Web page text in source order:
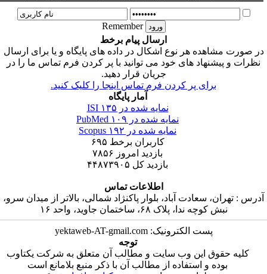
Remember
ارسال پیام برخط
صورت مشاهده هر نوع اشکال در داده های پایگاه و یا برای ارسال
نظرات و پیشنهاد های خود می توانید با پر کردن فرم تماس ما را در
جریان قرار دهید.
برای پر کردن فرم تماس اینجا را کلیک کنید.
آمار پایگاه
نمایه شده در ISI۱۳۵
نمایه شده در PubMed۱۰۹
نمایه شده در Scopus۱۹۲
کاربران برخط۶۹۵
بازدید امروز۷۸۵۶
بازدید کل ۴۴۸۷۳۹۰۵
اطلاعات تماس
: تهران، سعادت آباد، بلوار پاکنژاد شمالی، بالاتر از میدان سرو،
نبش کوچه ندا، پلاک ۶۸، ساختمان جاوید، واحد ۱۶
پست الکترونیک: yektaweb-AT-gmail.com
توجه
کلیه حقوق این وب سایت و مطالب آن متعلق به شرکت یکتاوب
بوده و استفاده از مطالب آن با ذکر منبع بلامانع است